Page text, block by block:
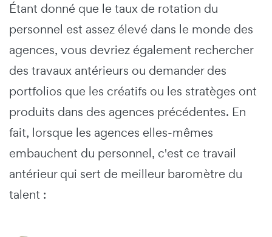
Étant donné que le taux de rotation du
personnel est assez élevé dans le monde des
agences, vous devriez également rechercher
des travaux antérieurs ou demander des
portfolios que les créatifs ou les stratèges ont
produits dans des agences précédentes. En
fait, lorsque les agences elles-mêmes
embauchent du personnel, c'est ce travail
antérieur qui sert de meilleur baromètre du
talent :